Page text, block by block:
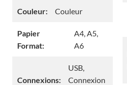
Couleur: Couleur
Papier
Format:
A4, A5,
A6
Connexions:
USB,
Connexion